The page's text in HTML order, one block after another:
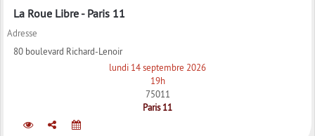
La Roue Libre - Paris 11
Adresse
80 boulevard Richard-Lenoir
lundi 14 septembre 2026
19h
75011
Paris 11